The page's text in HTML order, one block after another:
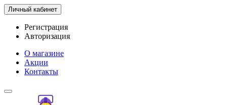
Личный кабинет
Регистрация
Авторизация
О магазине
Акции
Контакты